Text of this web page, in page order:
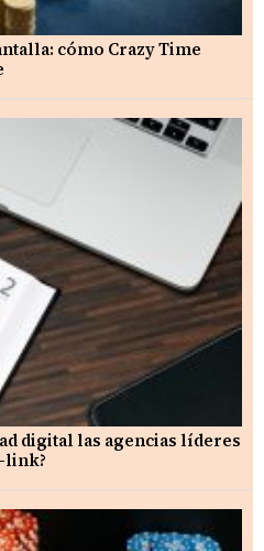
cómo Crazy Time
digital las agencias líderes
link?